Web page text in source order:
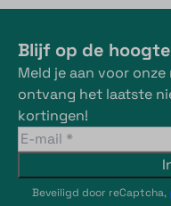
Blijf op de
Meld je aan voor
ontvang het laatste
kortingen!
Beveiligd door reCaptcha,